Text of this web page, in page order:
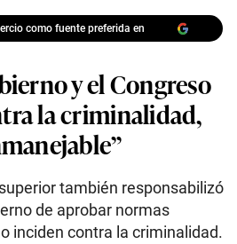
como fuente preferida en
y el Congreso
la criminalidad,
también responsabilizó
de aprobar normas
inciden contra la criminalidad.